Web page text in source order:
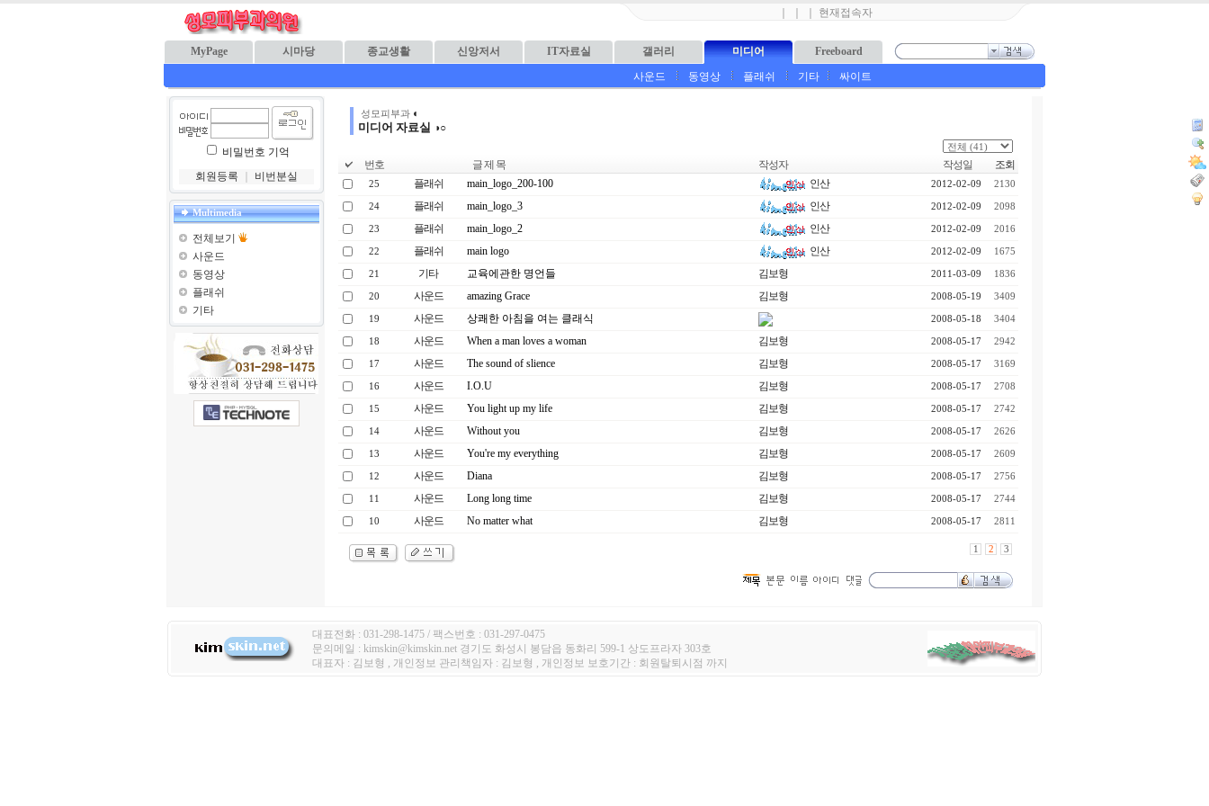
현재접속자
MyPage 시마당 종교생활 신앙저서 IT자료실 갤러리 미디어
Freeboard
사운드
동영상 플래쉬 기타 싸이트
비밀번호 기억
회원등록
비번분실
Multimedia
전체보기
사운드
동영상
플래쉬
기타
성모피부과◐
미디어 자료실 ◑○
번호 글 제 목 작성자 작성일 조회
25 플래쉬 main_logo_200-100 인산 2012-02-09 2130
24 플래쉬 main_logo_3 인산 2012-02-09 2098
23 플래쉬 main_logo_2 인산 2012-02-09 2016
22 플래쉬 main logo 인산 2012-02-09 1675
21 기타 교육에관한 명언들 김보형 2011-03-09 1836
20 사운드 amazing Grace 김보형 2008-05-19 3409
19 사운드 상쾌한 아침을 여는 클래식 2008-05-18 3404
18 사운드 When a man loves a woman 김보형 2008-05-17 2942
17 사운드 The sound of slience 김보형 2008-05-17 3169
16 사운드 I.O.U 김보형 2008-05-17 2708
15 사운드 You light up my life 김보형 2008-05-17 2742
14 사운드 Without you 김보형 2008-05-17 2626
13 사운드 You're my everything 김보형 2008-05-17 2609
12 사운드 Diana 김보형 2008-05-17 2756
11 사운드 Long long time 김보형 2008-05-17 2744
10 사운드 No matter what 김보형 2008-05-17 2811
1 2 3
대표전화 : 031-298-1475 / 팩스번호 : 031-297-0475
문의메일 : kimskin@kimskin.net 경기도 화성시 봉담읍 동화리 599-1 상도프라자 303호
대표자 : 김보형 , 개인정보 관리책임자 : 김보형 , 개인정보 보호기간 : 회원탈퇴시점 까지